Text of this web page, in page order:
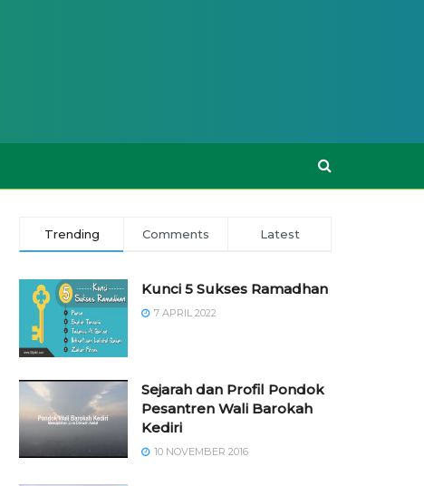
Trending Comments Latest
Kunci 5 Sukses Ramadhan
7 APRIL 2022
Sejarah dan Profil Pondok
Pesantren Wali Barokah
Kediri
10 NOVEMBER 2016